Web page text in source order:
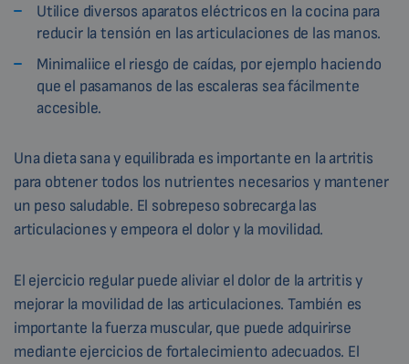
Utilice diversos aparatos eléctricos en la cocina para
reducir la tensión en las articulaciones de las manos.
Minimaliice el riesgo de caídas, por ejemplo haciendo
que el pasamanos de las escaleras sea fácilmente
accesible.
Una dieta sana y equilibrada es importante en la artritis
para obtener todos los nutrientes necesarios y mantener
un peso saludable. El sobrepeso sobrecarga las
articulaciones y empeora el dolor y la movilidad.
El ejercicio regular puede aliviar el dolor de la artritis y
mejorar la movilidad de las articulaciones. También es
importante la fuerza muscular, que puede adquirirse
mediante ejercicios de fortalecimiento adecuados. El